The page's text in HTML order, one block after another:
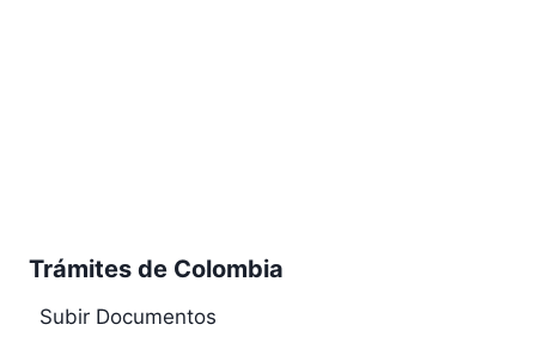
Trámites de Colombia
Subir Documentos